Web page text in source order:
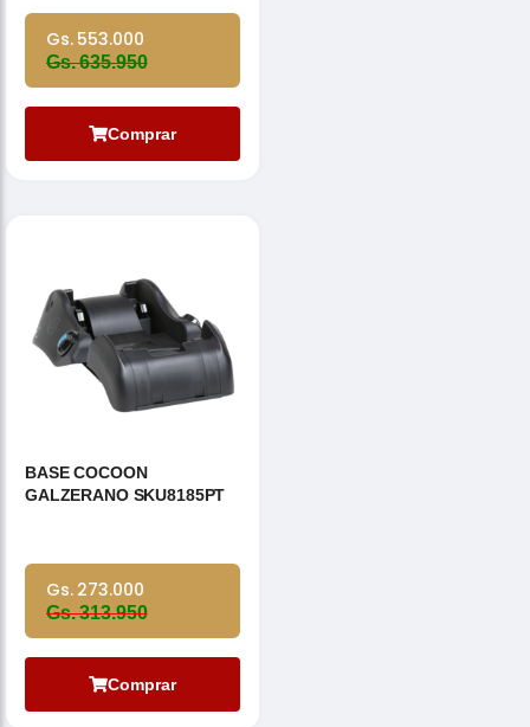
Gs. 553.000
Gs. 635.950
Comprar
BASE COCOON
GALZERANO SKU8185PT
Gs. 273.000
Gs. 313.950
Comprar